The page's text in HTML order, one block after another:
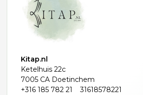
Kitap.nl
Ketelhuis 22c
7005 CA Doetinchem
+316 185 782 21
31618578221